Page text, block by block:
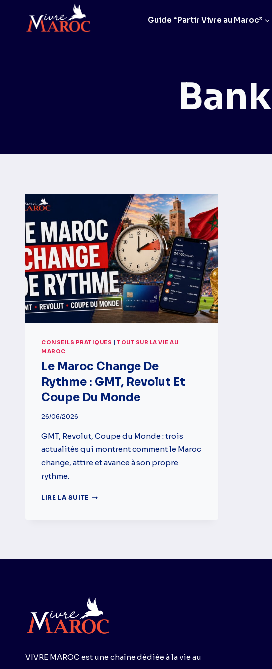
contenu
Guide “Partir Vivre au Maroc”
CONSEILS PRATIQUES
TOUT SUR LA VIE AU
MAROC
Le Maroc Change De
Rythme : GMT, Revolut Et
Coupe Du Monde
26/06/2026
GMT, Revolut, Coupe du Monde : trois
actualités qui montrent comment le Maroc
change, attire et avance à son propre
rythme.
LIRE LA SUITE LE
GMT,
DU
MONDE
VIVRE MAROC est une chaîne dédiée à la vie au